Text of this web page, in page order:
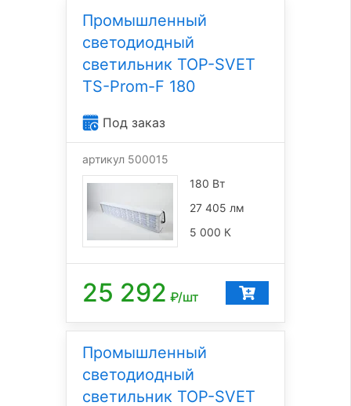
Промышленный
светодиодный
светильник TOP-SVET
TS-Prom-F 180
Под заказ
артикул 500015
180 Вт
27 405 лм
5 000 К
25 292 ₽/шт
Промышленный
светодиодный
светильник TOP-SVET